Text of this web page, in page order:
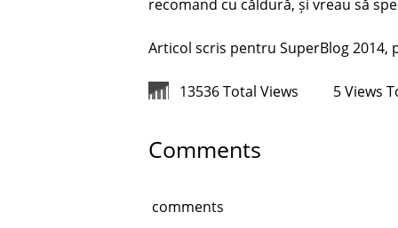
recomand cu căldură, și vreau să
Articol scris pentru SuperBlog
13536 Total Views 5 Views
Comments
comments